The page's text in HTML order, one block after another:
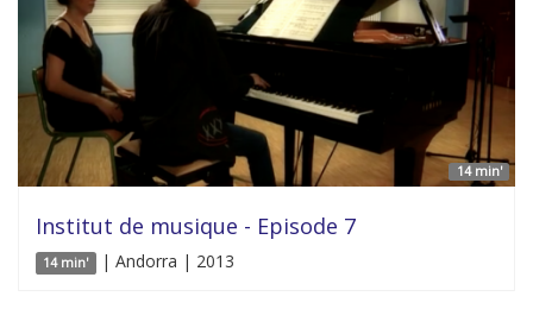
14 min'
Institut de musique - Episode 7
14 min' | Andorra | 2013